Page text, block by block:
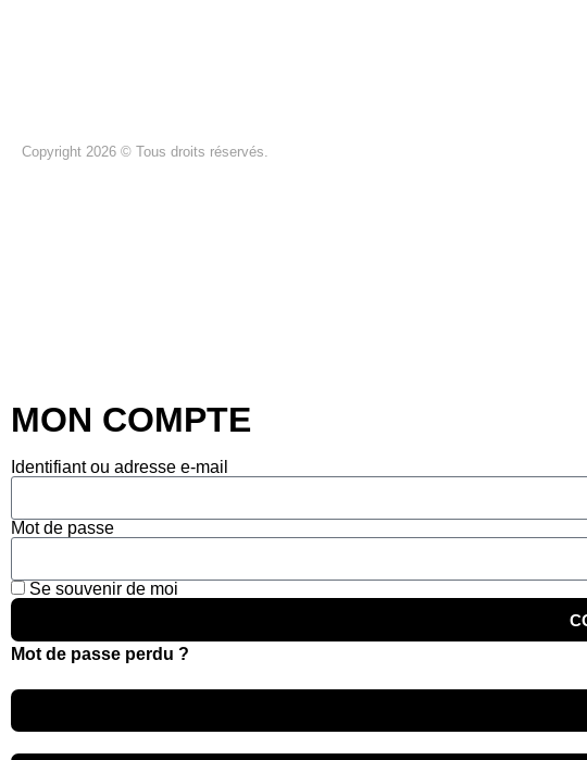
Copyright 2026 © Tous droits réservés.
MON COMPTE
Identifiant ou adresse e-mail
Mot de passe
Se souvenir de moi
Mot de passe perdu ?